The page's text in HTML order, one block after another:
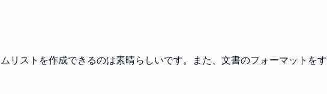
ストを作成できるのは素晴らしいです。また、文書のフォーマットをす